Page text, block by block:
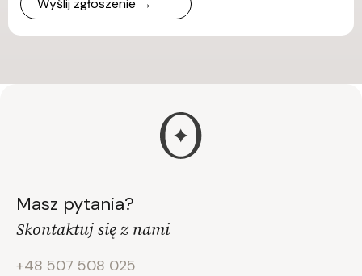
Masz pytania?
Skontaktuj się z nami
+48 507 508 025